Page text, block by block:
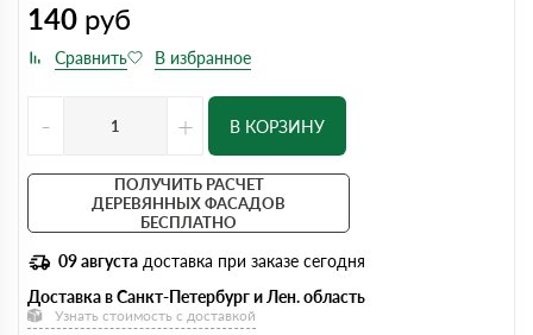
140 руб
- + В КОРЗИНУ
ПОЛУЧИТЬ РАСЧЕТ
ДЕРЕВЯННЫХ ФАСАДОВ
БЕСПЛАТНО
09 августа доставка при заказе сегодня
Доставка в Санкт-Петербург и Лен. область
Узнать стоимость с доставкой